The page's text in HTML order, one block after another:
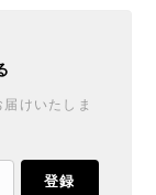
けいたしま
登録